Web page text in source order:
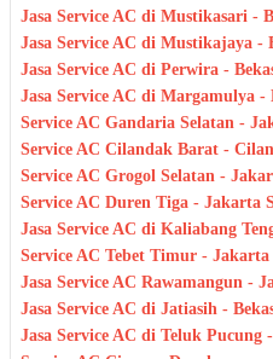
Jasa Service AC di Mustikasari -
Jasa Service AC di Mustikajaya -
Jasa Service AC di Perwira -
Jasa Service AC di Margamulya -
Service AC Gandaria Selatan -
Service AC Cilandak Barat -
Service AC Grogol Selatan -
Service AC Duren Tiga - Jakarta
Jasa Service AC di Kaliabang
Service AC Tebet Timur - Jakarta
Jasa Service AC Rawamangun -
Jasa Service AC di Jatiasih -
Jasa Service AC di Teluk Pucung